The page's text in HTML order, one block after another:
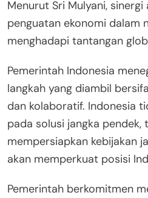
Menurut Sri Mulyani,
penguatan ekonomi dalam
menghadapi tantangan
Pemerintah Indonesia
langkah yang diambil
dan kolaboratif. Indonesia
pada solusi jangka pendek,
mempersiapkan kebijakan
akan memperkuat posisi
Pemerintah berkomitmen